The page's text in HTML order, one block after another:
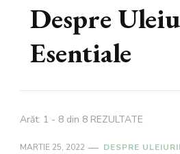
Despre
Esentiale
Arăt: 1 - 8 din 8 REZULTATE
MARTIE 25, 2022 DESPRE